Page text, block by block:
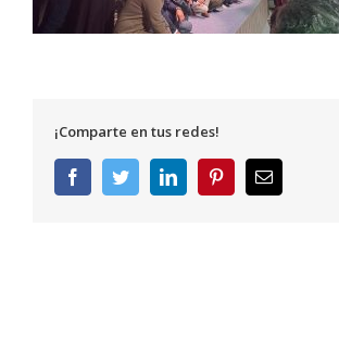
¡Comparte en tus redes!
FacebookTwitterLinkedInPinterestCorreo
electrónico